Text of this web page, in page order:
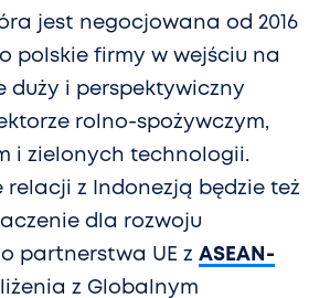
jest negocjowana od 2016
polskie firmy w wejściu na
duży i perspektywiczny
rolno-spożywczym,
i zielonych technologii.
relacji z Indonezją będzie też
dla rozwoju
partnerstwa UE z ASEAN-
z Globalnym